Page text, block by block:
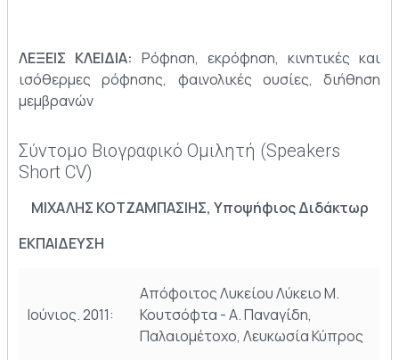
ΛΕΞΕΙΣ ΚΛΕΙΔΙΑ: Ρόφηση, εκρόφηση, κινητικές και
ισόθερμες ρόφησης, φαινολικές ουσίες, διήθηση
μεμβρανών
Σύντομο Βιογραφικό Ομιλητή (Speakers
Short CV)
ΜΙΧΑΛΗΣ ΚΟΤΖΑΜΠΑΣΙΗΣ, Υποψήφιος Διδάκτωρ
EKΠAIΔEYΣH
Ιούνιος. 2011:
Απόφοιτος Λυκείου Λύκειο Μ.
Κουτσόφτα - Α. Παναγίδη,
Παλαιομέτοχο, Λευκωσία Κύπρος